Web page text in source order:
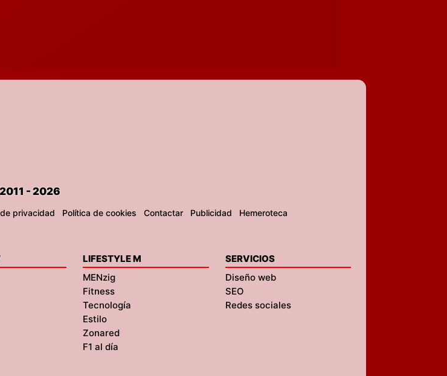
- 2026
privacidad Política de cookies Contactar Publicidad Hemeroteca
LIFESTYLE M
MENzig
Fitness
Tecnología
Estilo
Zonared
F1 al día
SERVICIOS
Diseño web
SEO
Redes sociales